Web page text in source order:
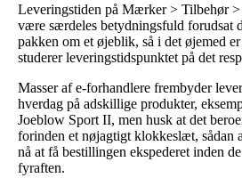
Leveringstiden på Mærker > Tilbehør >
være særdeles betydningsfuld forudsat
pakken om et øjeblik, så i det øjemed
studerer leveringstidspunktet på det
Masser af e-forhandlere frembyder
hverdag på adskillige produkter,
Joeblow Sport II, men husk at det
forinden et nøjagtigt klokkeslæt, sådan
nå at få bestillingen ekspederet inden
fyraften.